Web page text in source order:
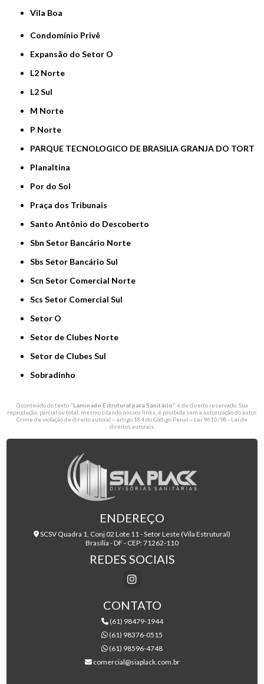
Vila Boa
Condomínio Privê
Expansão do Setor O
L2 Norte
L2 Sul
M Norte
P Norte
PARQUE TECNOLOGICO DE BRASILIA GRANJA DO TORT
Planaltina
Por do Sol
Praça dos Tribunais
Santo Antônio do Descoberto
Sbn Setor Bancário Norte
Sbs Setor Bancário Sul
Scn Setor Comercial Norte
Scs Setor Comercial Sul
Setor O
Setor de Clubes Norte
Setor de Clubes Sul
Sobradinho
O conteúdo do texto "Laminado Estrutural para Sanitário" é de direito reservado. Sua
reprodução, parcial ou total, mesmo citando nossos links, é proibida sem a autorização do autor.
Crime de violação de direito autoral – artigo 184 do Código Penal – Lei 9610/98 - Lei de
direitos autorais.
ENDEREÇO
SCSV Quadra 1, Conj 02 Lote 11 - Setor Leste (Vila Estrutural)
Brasília - DF - CEP: 71262-110
REDES SOCIAIS
CONTATO
(61) 98479-1944
(61) 98376-0515
(61) 98596-4748
comercial@siaplack.com.br